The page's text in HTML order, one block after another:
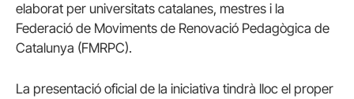
elaborat per universitats catalanes, mestres i la
Federació de Moviments de Renovació Pedagògica de
Catalunya (FMRPC).
La presentació oficial de la iniciativa tindrà lloc el proper